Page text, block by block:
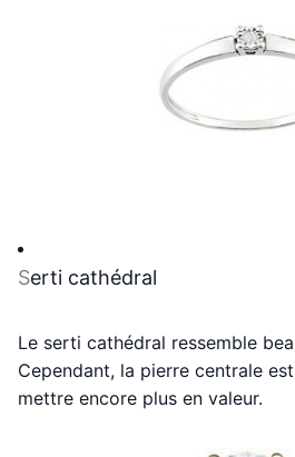
Serti cathédral
Le serti cathédral ressemble
Cependant, la pierre centrale
mettre encore plus en valeur.